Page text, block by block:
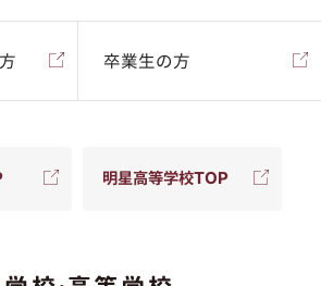
卒業生の方
明星高等学校TOP